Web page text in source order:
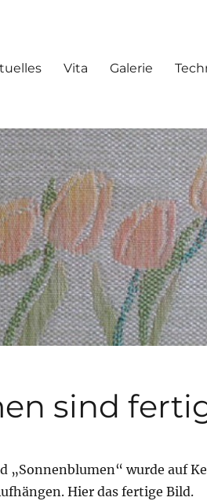
Vita Galerie
sind
„Sonnenblumen“ wurde auf
Hier das fertige Bild.